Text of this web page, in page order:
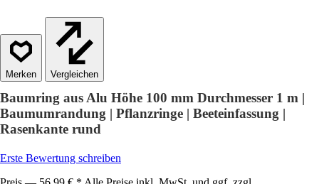
Vergleichen
Baumring aus Alu Höhe 100 mm Durchmesser 1 m |
Baumumrandung | Pflanzringe | Beeteinfassung |
Rasenkante rund
Erste Bewertung schreiben